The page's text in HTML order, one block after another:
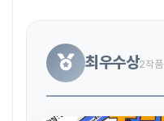
최우수상2작품